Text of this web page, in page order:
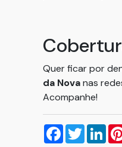
Quer ficar por
da Novanas
Acompanhe!
Facebook
Twitter